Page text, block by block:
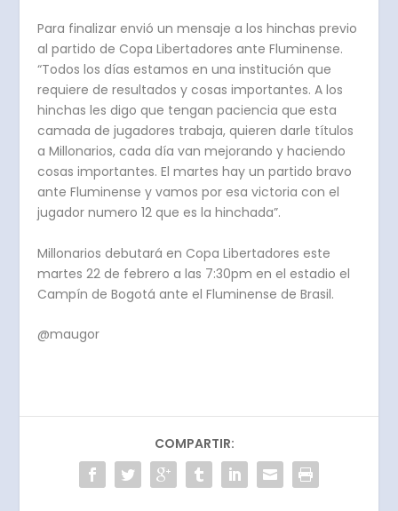
Para finalizar envió un mensaje a los hinchas previo
al partido de Copa Libertadores ante Fluminense.
“Todos los días estamos en una institución que
requiere de resultados y cosas importantes. A los
hinchas les digo que tengan paciencia que esta
camada de jugadores trabaja, quieren darle títulos
a Millonarios, cada día van mejorando y haciendo
cosas importantes. El martes hay un partido bravo
ante Fluminense y vamos por esa victoria con el
jugador numero 12 que es la hinchada”.
Millonarios debutará en Copa Libertadores este
martes 22 de febrero a las 7:30pm en el estadio el
Campín de Bogotá ante el Fluminense de Brasil.
@maugor
COMPARTIR: